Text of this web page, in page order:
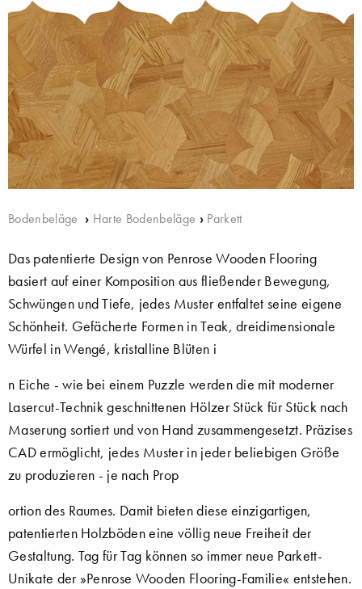
Bodenbeläge › Harte Bodenbeläge › Parkett
Das patentierte Design von Penrose Wooden Flooring
basiert auf einer Komposition aus fließender Bewegung,
Schwüngen und Tiefe, jedes Muster entfaltet seine eigene
Schönheit. Gefächerte Formen in Teak, dreidimensionale
Würfel in Wengé, kristalline Blüten i
n Eiche - wie bei einem Puzzle werden die mit moderner
Lasercut-Technik geschnittenen Hölzer Stück für Stück nach
Maserung sortiert und von Hand zusammengesetzt. Präzises
CAD ermöglicht, jedes Muster in jeder beliebigen Größe
zu produzieren - je nach Prop
ortion des Raumes. Damit bieten diese einzigartigen,
patentierten Holzböden eine völlig neue Freiheit der
Gestaltung. Tag für Tag können so immer neue Parkett-
Unikate der »Penrose Wooden Flooring-Familie« entstehen.